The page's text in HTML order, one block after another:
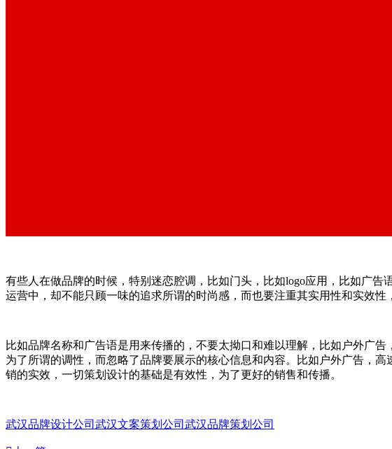
有些人在做品牌的时候，特别迷恋腔调，比如门头，比如logo应用，比如广
运营中，却不能只顾一味的追求所谓的时尚感，而也要注重其实用性和实效
比如品牌名称和广告语是用来传播的，不要太拗口和难以理解，比如户外广
为了所谓的调性，而忽略了品牌要展示的核心信息和内容。比如户外广告，
销的实效，一切策划设计的基础是有效性，为了更好的销售和传播。
武汉品牌设计公司 武汉文案策划公司 武汉品牌策划公司